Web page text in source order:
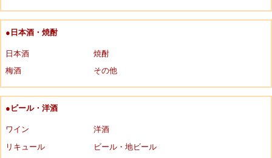
●日本酒・焼酎
日本酒
焼酎
梅酒
その他
●ビール・洋酒
ワイン
洋酒
リキュール
ビール・地ビール